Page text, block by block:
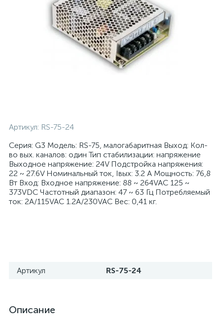
Артикул: RS-75-24
Серия: G3 Модель: RS-75, малогабаритная Выход: Кол-
во вых. каналов: один Тип стабилизации: напряжение
Выходное напряжение: 24V Подстройка напряжения:
22 ~ 27.6V Номинальный ток, Iвых: 3.2 A Мощность: 76,8
Вт Вход: Входное напряжение: 88 ~ 264VAC 125 ~
373VDC Частотный диапазон: 47 ~ 63 Гц Потребляемый
ток: 2A/115VAC 1.2A/230VAC Вес: 0,41 кг.
Артикул RS-75-24
Описание